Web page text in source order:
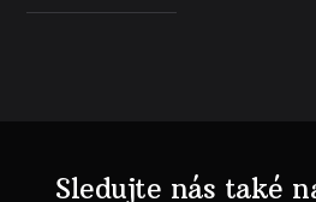
Sledujte nás také